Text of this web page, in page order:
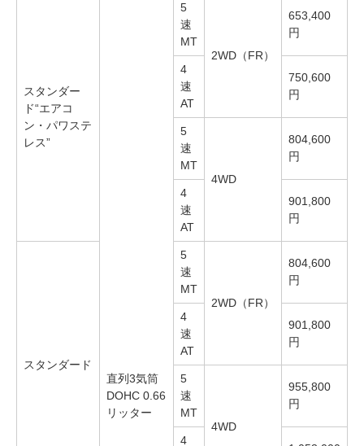
スタンダー
ド“エアコ
ン・パワステ
レス”
直列3気筒
DOHC 0.66
リッター
5
速
MT
2WD（FR）
653,400
円
4
速
AT
750,600
円
5
速
MT
4WD
804,600
円
4
速
AT
901,800
円
スタンダード
5
速
MT
2WD（FR）
804,600
円
4
速
AT
901,800
円
5
速
MT
4WD
955,800
円
4